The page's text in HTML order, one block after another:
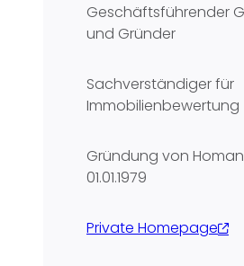
Geschäftsführender
und Gründer
Sachverständiger für
Immobilienbewertung
Gründung von
01.01.1979
Private Homepage